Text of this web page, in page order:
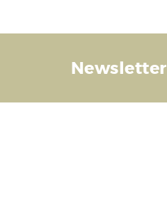
Newsletter